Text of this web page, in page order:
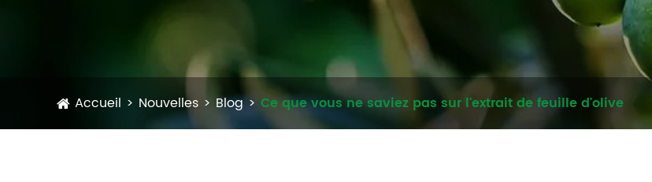
Accueil Nouvelles Blog Ce que vous ne saviez pas sur l'extrait de feuille d'olive